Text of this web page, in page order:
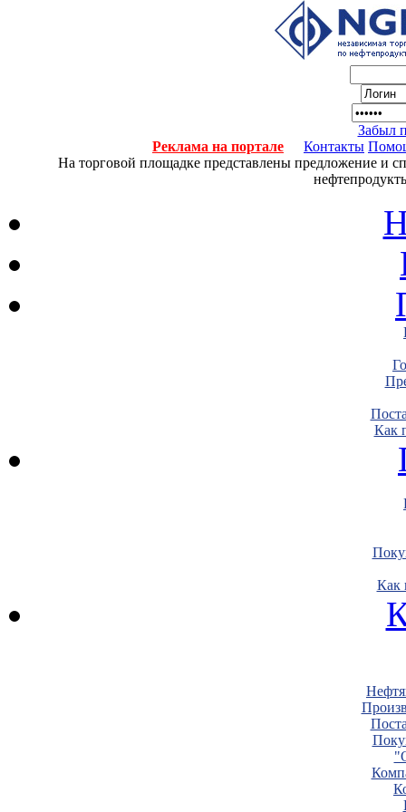
Забыл
Реклама на портале
Контакты
На торговой площадке представлены предложение и
Как
Как